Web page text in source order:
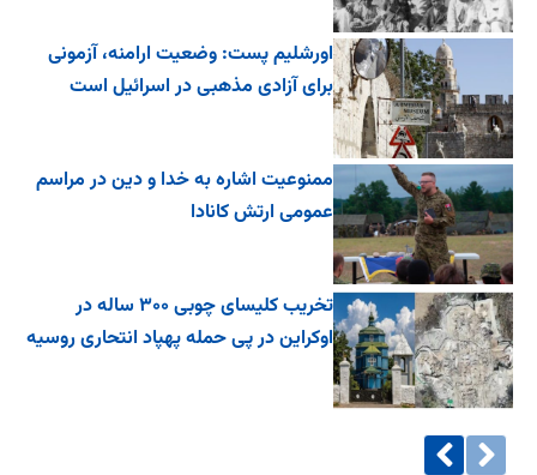
اورشلیم پست: وضعیت ارامنه، آزمونی
برای آزادی مذهبی در اسرائیل است
ممنوعیت اشاره به خدا و دین در مراسم
عمومی ارتش کانادا
تخریب کلیسای چوبی ۳۰۰ ساله در
اوکراین در پی حمله پهپاد انتحاری روسیه